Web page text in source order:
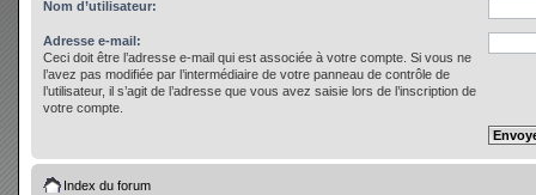
Nom d’utilisateur:
Adresse e-mail:
Ceci doit être l’adresse e-mail qui est associée à votre compte. Si vous ne
l’avez pas modifiée par l’intermédiaire de votre panneau de contrôle de
l’utilisateur, il s’agit de l’adresse que vous avez saisie lors de l’inscription de
votre compte.
Index du forum